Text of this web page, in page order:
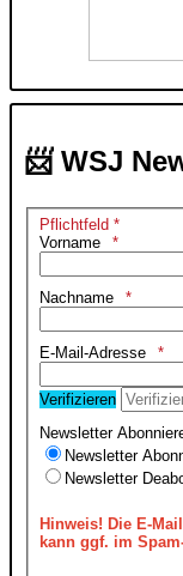
📨 WSJ
Pflichtfeld *
Vorname
Nachname
E-Mail-Adresse
Verifizieren
Newsletter
Newsletter
Newsletter
Hinweis! Die E-
kann ggf. im